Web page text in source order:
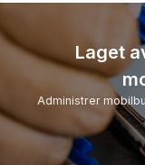
Laget
Administrer